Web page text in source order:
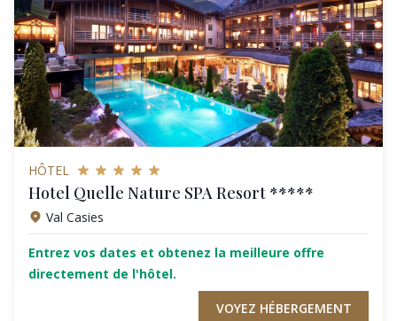
HÔTEL
Hotel Quelle Nature SPA Resort *****
Val Casies
Entrez vos dates et obtenez la meilleure offre
directement de l'hôtel.
VOYEZ HÉBERGEMENT